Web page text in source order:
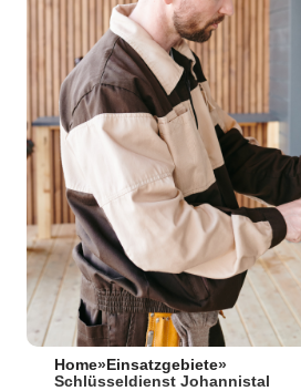
Home» Einsatzgebiete»
Schlüsseldienst Johannistal